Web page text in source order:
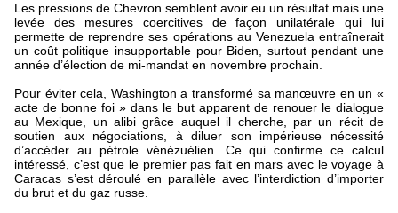
Les pressions de Chevron semblent avoir eu un résultat mais une
levée des mesures coercitives de façon unilatérale qui lui
permette de reprendre ses opérations au Venezuela entraînerait
un coût politique insupportable pour Biden, surtout pendant une
année d’élection de mi-mandat en novembre prochain.
Pour éviter cela, Washington a transformé sa manœuvre en un «
acte de bonne foi » dans le but apparent de renouer le dialogue
au Mexique, un alibi grâce auquel il cherche, par un récit de
soutien aux négociations, à diluer son impérieuse nécessité
d’accéder au pétrole vénézuélien. Ce qui confirme ce calcul
intéressé, c’est que le premier pas fait en mars avec le voyage à
Caracas s’est déroulé en parallèle avec l’interdiction d’importer
du brut et du gaz russe.